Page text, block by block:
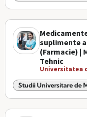
suplimente
(Farmacie) |
Tehnic
Universitatea
Studii Universitare de